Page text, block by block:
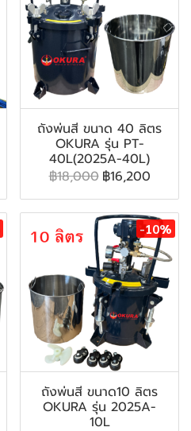
ถังพ่นสี ขนาด 40 ลิตร
OKURA รุ่น PT-
40L(2025A-40L)
฿18,000 ฿16,200
-10%
ถังพ่นสี ขนาด10 ลิตร
OKURA รุ่น 2025A-
10L